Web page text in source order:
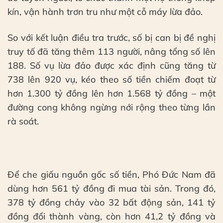
kín, vận hành trơn tru như một cỗ máy lừa đảo.
So với kết luận điều tra trước, số bị can bị đề nghị
truy tố đã tăng thêm 113 người, nâng tổng số lên
188. Số vụ lừa đảo được xác định cũng tăng từ
738 lên 920 vụ, kéo theo số tiền chiếm đoạt từ
hơn 1.300 tỷ đồng lên hơn 1.568 tỷ đồng – một
đường cong không ngừng nới rộng theo từng lần
rà soát.
Để che giấu nguồn gốc số tiền, Phó Đức Nam đã
dùng hơn 561 tỷ đồng đi mua tài sản. Trong đó,
378 tỷ đồng chảy vào 32 bất động sản, 141 tỷ
đồng đổi thành vàng, còn hơn 41,2 tỷ đồng và